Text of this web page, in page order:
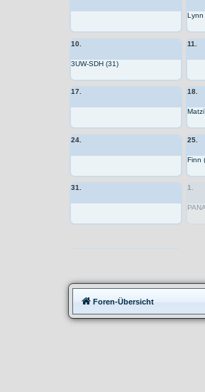
Lynn
10.
3UW-SDH (31)
11.
17. 18.
24. 25.
Finn
31. 1.
Foren-Übersicht